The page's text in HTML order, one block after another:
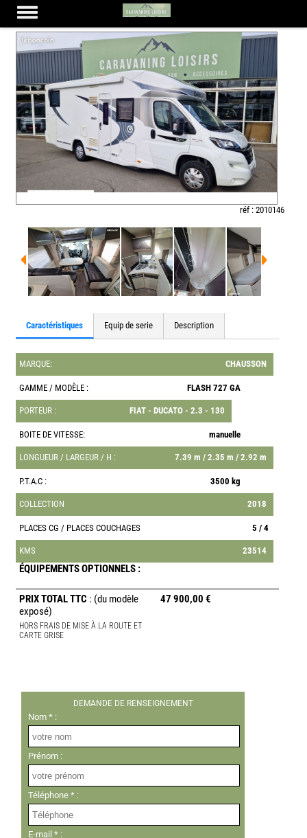
CHAUSSON FLASH 727 GA
réf : 2010146
Caractéristiques Equip de serie Description
MARQUE: CHAUSSON
GAMME / MODÈLE : FLASH 727 GA
PORTEUR : FIAT - DUCATO - 2.3 - 130
BOITE DE VITESSE: manuelle
LONGUEUR / LARGEUR / H : 7.39 m / 2.35 m / 2.92 m
P.T.A.C : 3500 kg
COLLECTION 2018
PLACES CG / PLACES COUCHAGES 5 / 4
KMS 23514
ÉQUIPEMENTS OPTIONNELS :
PRIX TOTAL TTC : (du modèle
exposé)
HORS FRAIS DE MISE À LA ROUTE ET
CARTE GRISE
47 900,00 €
DEMANDE DE RENSEIGNEMENT
Nom * :
Prénom :
Téléphone * :
E-mail * :